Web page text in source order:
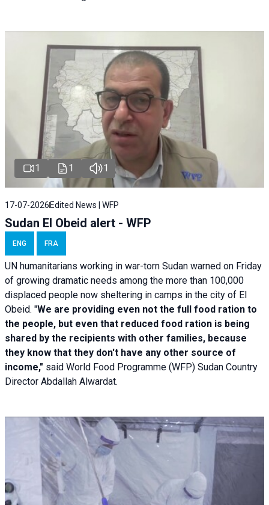
1 1 1
17-07-2026 Edited News | WFP
Sudan El Obeid alert - WFP
ENG FRA
UN humanitarians working in war-torn Sudan warned on Friday
of growing dramatic needs among the more than 100,000
displaced people now sheltering in camps in the city of El
Obeid. "We are providing even not the full food ration to
the people, but even that reduced food ration is being
shared by the recipients with other families, because
they know that they don't have any other source of
income," said World Food Programme (WFP) Sudan Country
Director Abdallah Alwardat.